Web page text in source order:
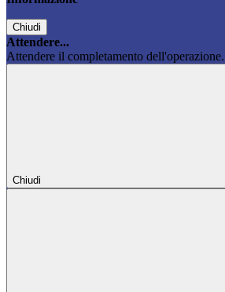
Chiudi
Attendere...
Attendere il completamento
Chiudi